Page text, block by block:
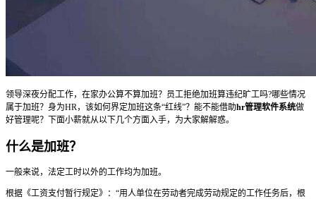
领导深夜分配工作，在家办公算不算加班？员工拒绝加班算违纪旷工吗?哪些情况
属于加班？身为HR，该如何界定加班这条“红线”？能不能借助hr管理软件系统做
好管理呢？下面小薪就从以下几个方面入手，为大家解解惑。
什么是加班？
一般来说，法定工时以外的工作均为加班。
根据《工资支付暂行规定》：“用人单位在劳动者完成劳动规定的工作任务后，根